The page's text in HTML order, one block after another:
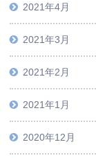
2021年4月
2021年3月
2021年2月
2021年1月
2020年12月